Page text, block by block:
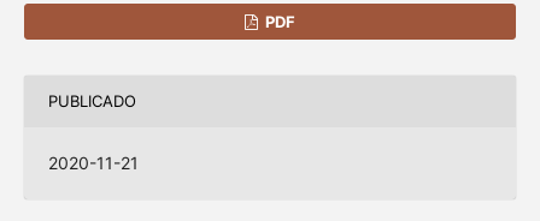
PDF
PUBLICADO
2020-11-21